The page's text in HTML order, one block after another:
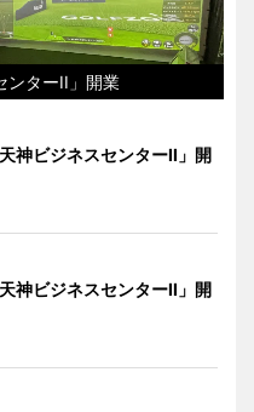
ンターII」開業
神ビジネスセンターII」開
神ビジネスセンターII」開